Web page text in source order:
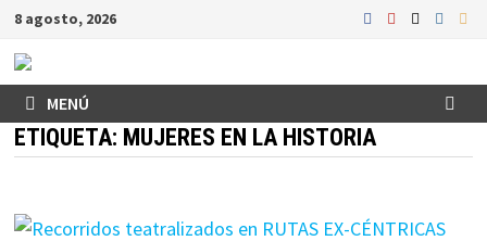
Saltar
contenido
8 agosto, 2026
MENÚ
ETIQUETA: MUJERES EN LA HISTORIA